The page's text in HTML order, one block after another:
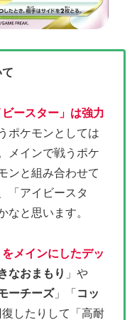
ースター」は強力
ポケモンとしては
メインで戦うポケ
ンと組み合わせて
「アイビースタ
なと思います。
メインにしたデッ
なおまもり 」や
ーチーズ」「 コッ
したりして「高耐